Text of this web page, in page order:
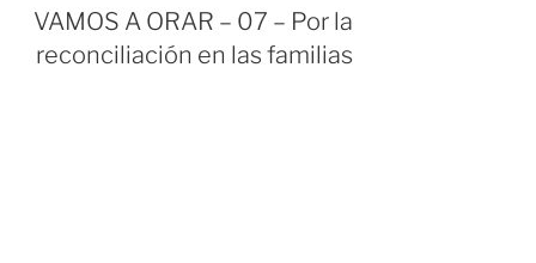
EL
VAMOS A ORAR – 07 – Por la
reconciliación en las familias